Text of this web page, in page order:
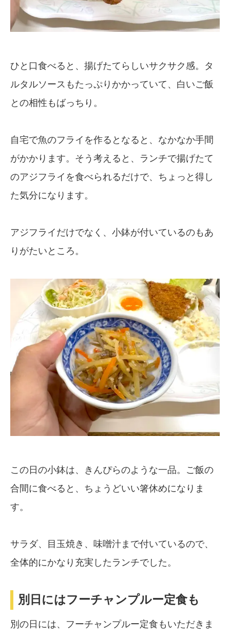
ひと口食べると、揚げたてらしいサクサク感。タ
ルタルソースもたっぷりかかっていて、白いご飯
との相性もばっちり。
自宅で魚のフライを作るとなると、なかなか手間
がかかります。そう考えると、ランチで揚げたて
のアジフライを食べられるだけで、ちょっと得し
た気分になります。
アジフライだけでなく、小鉢が付いているのもあ
りがたいところ。
この日の小鉢は、きんぴらのような一品。ご飯の
合間に食べると、ちょうどいい箸休めになりま
す。
サラダ、目玉焼き、味噌汁まで付いているので、
全体的にかなり充実したランチでした。
別日にはフーチャンプルー定食も
別の日には、フーチャンプルー定食もいただきま